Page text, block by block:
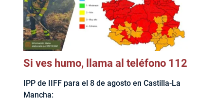
Si ves humo, llama al teléfono 112
IPP de IIFF para el 8 de agosto en Castilla-La
Mancha: